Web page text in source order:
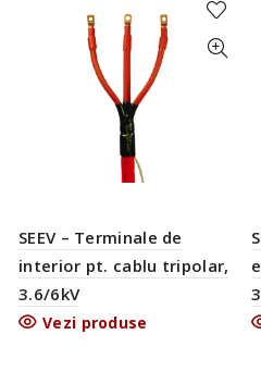
SEEV – Terminale de
interior pt. cablu tripolar,
3.6/6kV
Vezi produse